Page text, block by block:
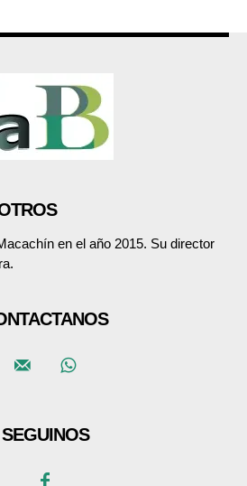
en el año 2015. Su director
SEGUINOS